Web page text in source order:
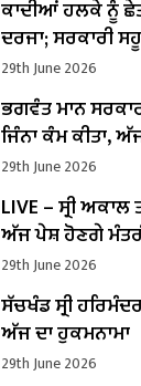
ਕਾਦੀਆਂ ਹਲਕੇ ਨੂੰ
ਦਰਜਾ; ਸਰਕਾਰੀ
ਮਿਲਣਗੀਆਂ: ਮੁੱਖ
29th June 2026
ਭਗਵੰਤ ਮਾਨ
ਜਿੰਨਾ ਕੰਮ ਕੀਤਾ,
ਕੀਤਾ – ਕੇਜਰੀਵਾਲ
29th June 2026
LIVE – ਸ੍ਰੀ
ਅੱਜ ਪੇਸ਼ ਹੋਣਗੇ
29th June 2026
ਸੱਚਖੰਡ ਸ੍ਰੀ
ਅੱਜ ਦਾ ਹੁਕਮਨਾਮਾ
29th June 2026